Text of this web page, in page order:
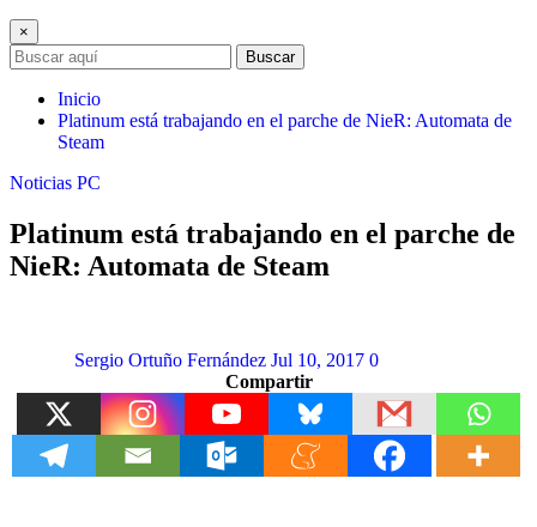
×
Buscar
Inicio
Platinum está trabajando en el parche de NieR: Automata de
Steam
Noticias PC
Platinum está trabajando en el parche de
NieR: Automata de Steam
Sergio Ortuño Fernández Jul 10, 2017 0
Compartir